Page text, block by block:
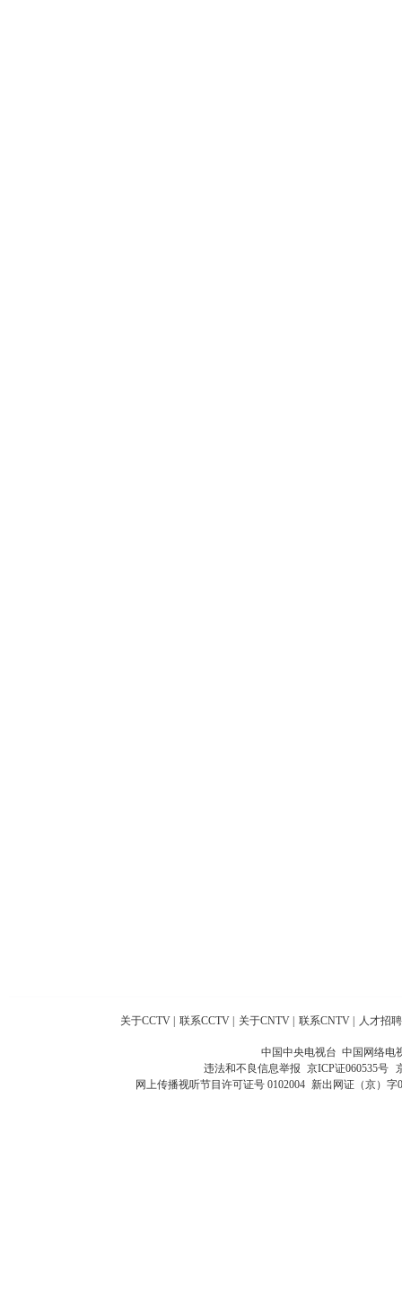
关于CCTV 联系CCTV 关于CNTV 联系CNTV 人才招聘
中国中央电视台 中国网络电
违法和不良信息举报 京ICP证060535号
网上传播视听节目许可证号 0102004 新出网证（京）